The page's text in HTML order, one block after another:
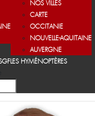
NOS VILLES
CARTE
OCCITANIE
NOUVELLE-AQUITAINE
AUVERGNE
LES HYMÉNOPTÈRES